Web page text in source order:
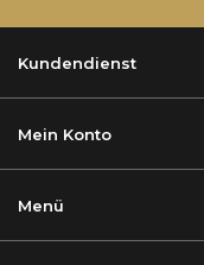
Kundendienst
Mein Konto
Menü